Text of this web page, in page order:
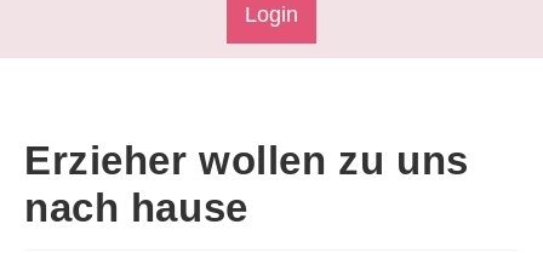
Login
Erzieher wollen zu uns
nach hause